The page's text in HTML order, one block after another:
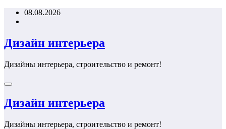
Перейти08.08.2026
Дизайн интерьера
Дизайны интерьера, строительство и ремонт!
Дизайн интерьера
Дизайны интерьера, строительство и ремонт!